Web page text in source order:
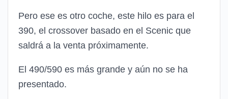
Pero ese es otro coche, este hilo es para el
390, el crossover basado en el Scenic que
saldrá a la venta próximamente.
El 490/590 es más grande y aún no se ha
presentado.